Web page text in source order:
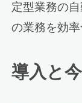
定型業務の
の業務を効率
導入と